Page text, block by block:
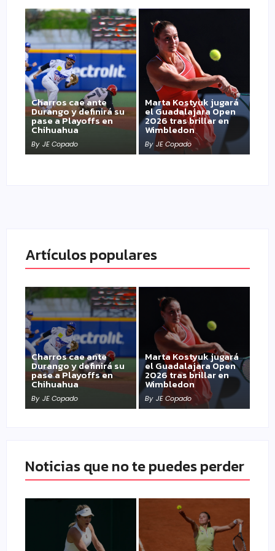
Charros cae ante
Durango y definirá su
pase a Playoffs en
Chihuahua
By JE Copado
Marta Kostyuk jugará
el Guadalajara Open
2026 tras brillar en
Wimbledon
By JE Copado
Artículos populares
Charros cae ante
Durango y definirá su
pase a Playoffs en
Chihuahua
By JE Copado
Marta Kostyuk jugará
el Guadalajara Open
2026 tras brillar en
Wimbledon
By JE Copado
Noticias que no te puedes perder